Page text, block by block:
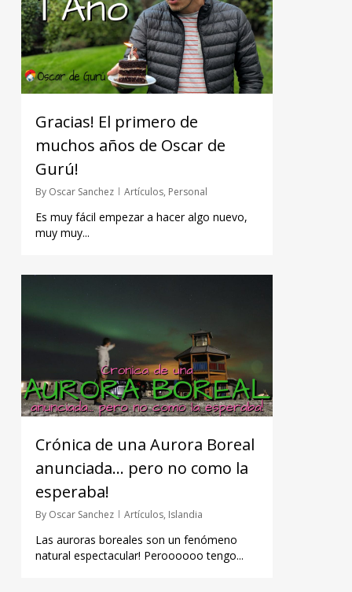
Gracias! El primero de
muchos años de Oscar de
Gurú!
By Oscar Sanchez Artículos, Personal
Es muy fácil empezar a hacer algo nuevo,
muy muy...
Crónica de una Aurora Boreal
anunciada… pero no como la
esperaba!
By Oscar Sanchez Artículos, Islandia
Las auroras boreales son un fenómeno
natural espectacular! Peroooooo tengo...